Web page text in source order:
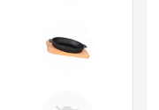
12.
13.